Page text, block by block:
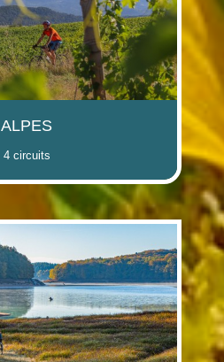
(i)
(i)
(i)
(i)
(i)
ALPES
4 circuits